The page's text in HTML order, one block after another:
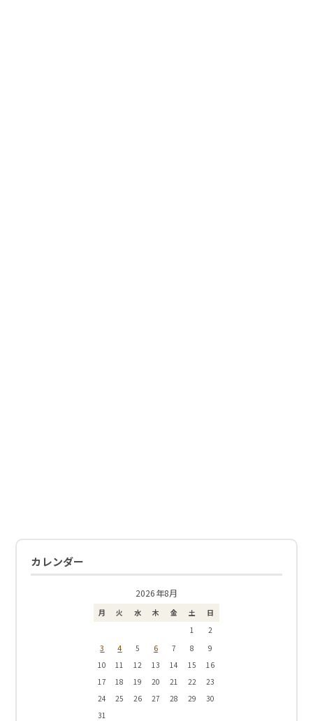
カレンダー
2026年8月
月 火 水 木 金 土
日
1
2
3 4 5 6 7 8
9
10
11 12 13 14 15
16
17
18 19 20 21 22
23
24
25 26 27 28 29
30
31